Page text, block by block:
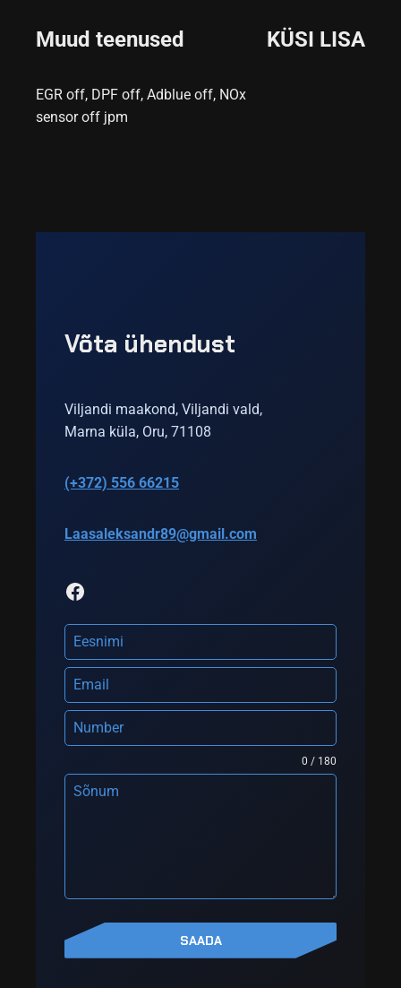
Muud teenused
EGR off, DPF off, Adblue off, NOx
sensor off jpm
KÜSI LISA
Võta ühendust
Viljandi maakond, Viljandi vald,
Marna küla, Oru, 71108
(+372) 556 66215
Laasaleksandr89@gmail.com
Facebook
0 / 180
SAADA